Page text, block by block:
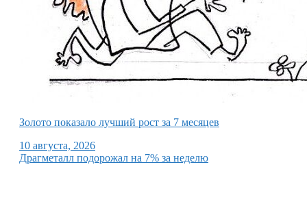
Золото показало лучший рост за 7 месяцев
10 августа, 2026
Драгметалл подорожал на 7% за неделю